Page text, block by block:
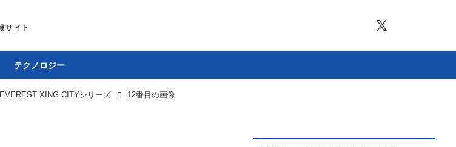
テクノロジー
EVEREST XING CITYシリーズ 12番目の画像